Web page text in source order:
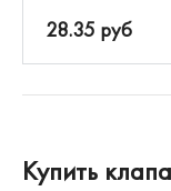
28.35 руб
Купить